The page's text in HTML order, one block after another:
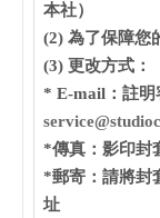
本社）
(2) 為了保障您
(3) 更改方式：
* E-mail：註明
*傳真：影印封
*郵寄：請將封
址